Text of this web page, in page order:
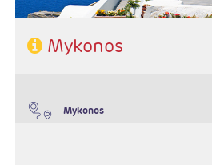
Mykonos
Mykonos